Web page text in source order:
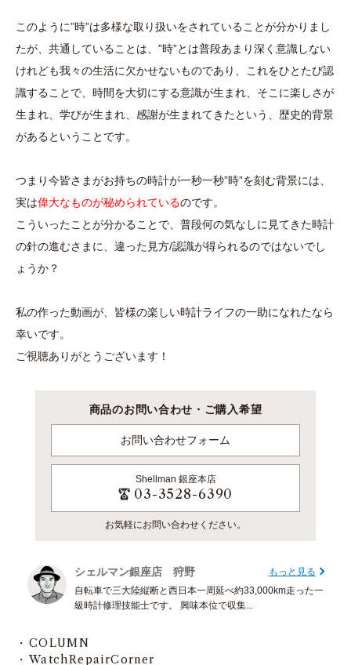
このように”時”は多様な取り扱いをされていることが分かりまし
たが、共通していることは、”時”とは普段あまり深く意識しない
けれども我々の生活に欠かせないものであり、これをひとたび認
識することで、時間を大切にする意識が生まれ、そこに楽しさが
生まれ、学びが生まれ、感謝が生まれてきたという、歴史的背景
があるということです。
つまり今皆さまがお持ちの時計が一秒一秒”時”を刻む背景には、
実は偉大なものが秘められているのです。
こういったことが分かることで、普段何の気なしに見てきた時計
の針の進むさまに、違った見方/認識が得られるのではないでし
ょうか？
私の作った動画が、皆様の楽しい時計ライフの一助になれたなら
幸いです。
ご視聴ありがとうございます！
商品のお問い合わせ・ご購入希望
お問い合わせフォーム
Shellman 銀座本店
03-3528-6390
お気軽にお問い合わせください。
シェルマン銀座店 狩野
もっと見る
自転車で三大陸縦断と西日本一周延べ約33,000km走った一
級時計修理技能士です。 興味本位で収集...
COLUMN
WatchRepairCorner